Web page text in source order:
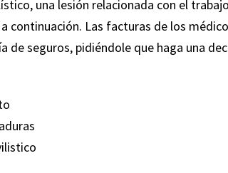
una lesión relacionada con el
continuación. Las facturas de los
de seguros, pidiéndole que haga una